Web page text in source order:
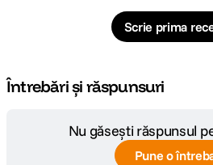
Scrie prima
Întrebări și răspunsuri
Nu găsești răspunsul
Pune o